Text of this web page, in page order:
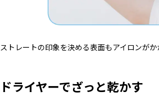
ストレートの印象を決める表面もアイロンがか
ドライヤーでざっと乾かす